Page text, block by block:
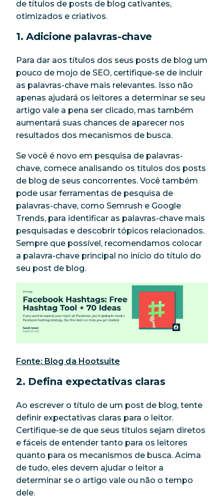
de títulos de posts de blog cativantes,
otimizados e criativos.
1. Adicione palavras-chave
Para dar aos títulos dos seus posts de blog um
pouco de mojo de SEO, certifique-se de incluir
as palavras-chave mais relevantes. Isso não
apenas ajudará os leitores a determinar se seu
artigo vale a pena ser clicado, mas também
aumentará suas chances de aparecer nos
resultados dos mecanismos de busca.
Se você é novo em pesquisa de palavras-
chave, comece analisando os títulos dos posts
de blog de seus concorrentes. Você também
pode usar ferramentas de pesquisa de
palavras-chave, como Semrush e Google
Trends, para identificar as palavras-chave mais
pesquisadas e descobrir tópicos relacionados.
Sempre que possível, recomendamos colocar
a palavra-chave principal no início do título do
seu post de blog.
Fonte: Blog da Hootsuite
2. Defina expectativas claras
Ao escrever o título de um post de blog, tente
definir expectativas claras para o leitor.
Certifique-se de que seus títulos sejam diretos
e fáceis de entender tanto para os leitores
quanto para os mecanismos de busca. Acima
de tudo, eles devem ajudar o leitor a
determinar se o artigo vale ou não o tempo
dele.